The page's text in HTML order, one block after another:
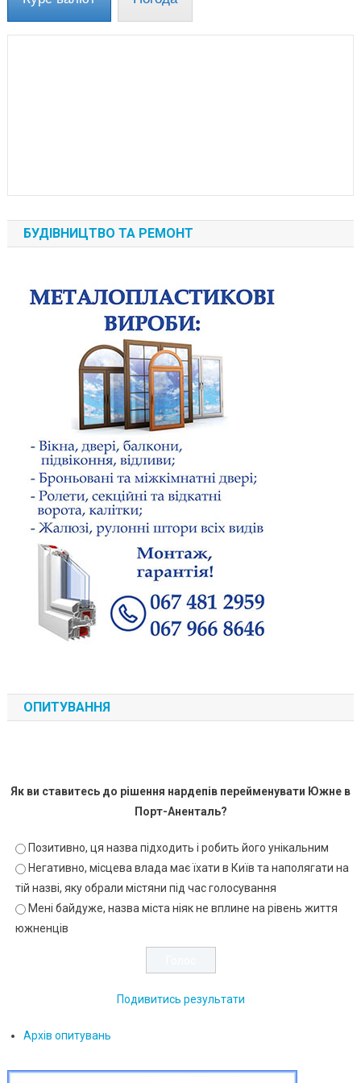
БУДІВНИЦТВО ТА РЕМОНТ
ОПИТУВАННЯ
Як ви ставитесь до рішення нардепів перейменувати Южне в
Порт-Аненталь?
Позитивно, ця назва підходить і робить його унікальним
Негативно, місцева влада має їхати в Київ та наполягати на
тій назві, яку обрали містяни під час голосування
Мені байдуже, назва міста ніяк не вплине на рівень життя
южненців
Подивитись результати
Архів опитувань